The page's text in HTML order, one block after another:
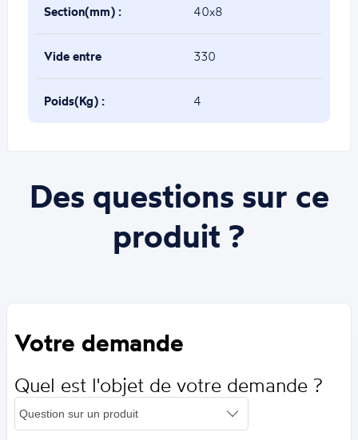
Section(mm) : 40x8
Vide entre
barreaux(mm) :
330
Poids(Kg) : 4
Des questions sur ce
produit ?
Votre demande
Quel est l'objet de votre demande ?